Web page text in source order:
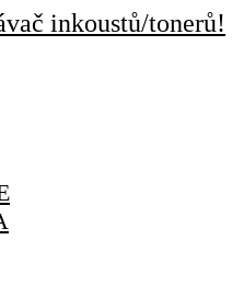
inkoustů/tonerů!